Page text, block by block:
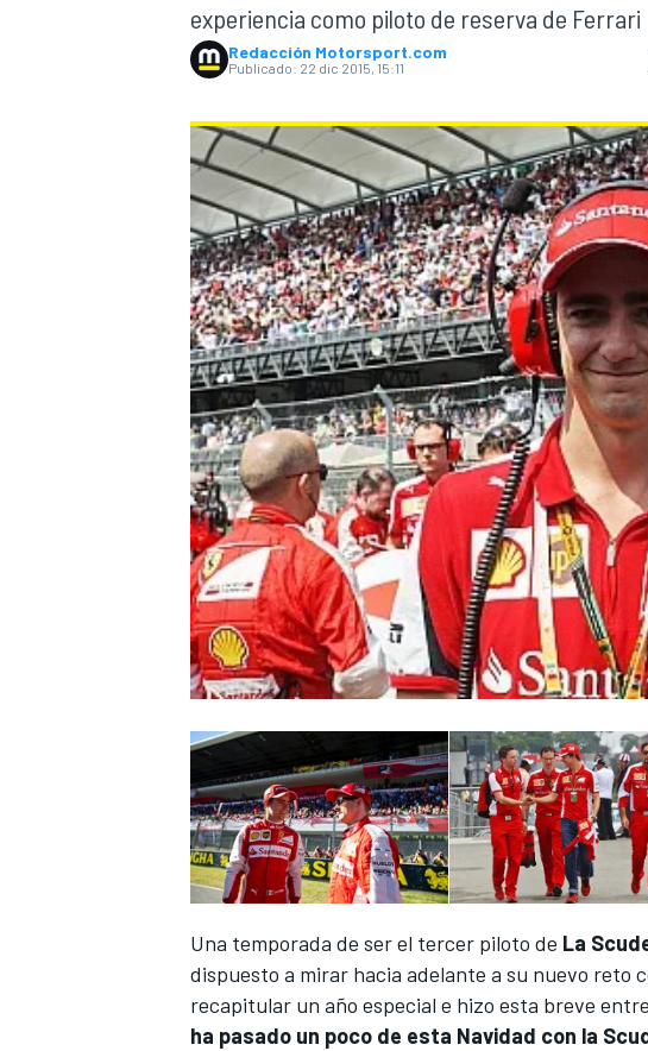
WEC FÓRMULA E
experiencia como piloto de reserva de Ferrari
Redacción Motorsport.com
Publicado: 22 dic 2015, 15:11
Una temporada de ser el tercer piloto de La
dispuesto a mirar hacia adelante a su nuevo reto
recapitular un año especial e hizo esta breve
ha pasado un poco de esta Navidad con la